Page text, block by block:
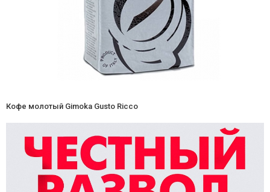
Кофе молотый Gimoka Gusto Ricco